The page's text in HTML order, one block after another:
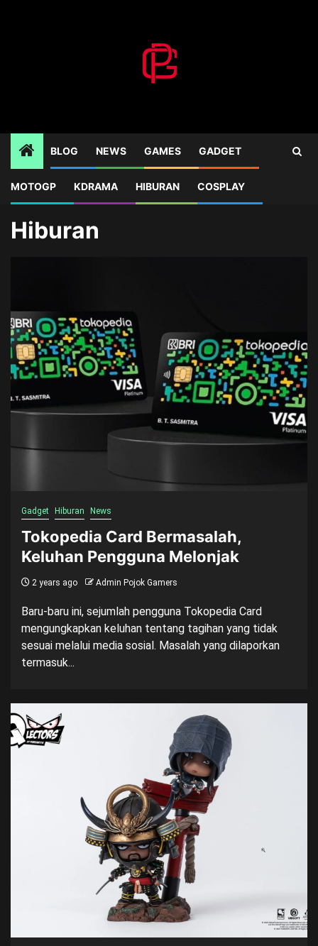
BLOG NEWS GAMES GADGET
MOTOGP KDRAMA HIBURAN COSPLAY
Home Blog Hiburan Page 4
Hiburan
Gadget Hiburan News
Tokopedia Card Bermasalah,
Keluhan Pengguna Melonjak
2 years ago Admin Pojok Gamers
Baru-baru ini, sejumlah pengguna Tokopedia Card
mengungkapkan keluhan tentang tagihan yang tidak
sesuai melalui media sosial. Masalah yang dilaporkan
termasuk...